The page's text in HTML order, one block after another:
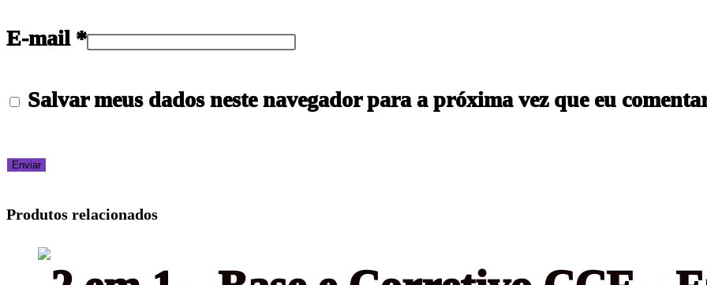
E-mail *
Salvar meus dados neste navegador para a próxima vez que eu
Produtos relacionados